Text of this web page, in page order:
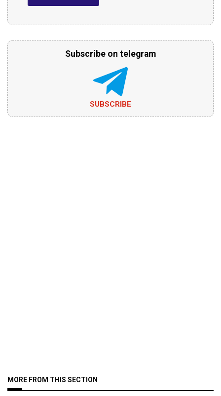
Subscribe on telegram
SUBSCRIBE
MORE FROM THIS SECTION